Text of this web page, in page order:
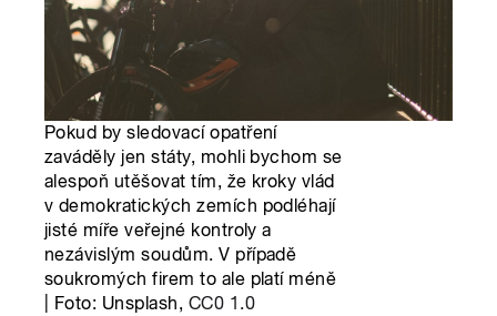
Pokud by sledovací opatření
zaváděly jen státy, mohli bychom se
alespoň utěšovat tím, že kroky vlád
v demokratických zemích podléhají
jisté míře veřejné kontroly a
nezávislým soudům. V případě
soukromých firem to ale platí méně
| Foto: Unsplash, CC0 1.0